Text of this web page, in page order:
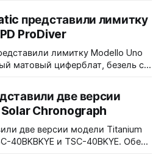
корпусом из матовой чёрной
2. Сапфировое стекло с
заводная головка,
(BioVeg из
представили лимитку
ProDiver
лимитку Modello Uno
стандарту MIL-STD-
Seiko VH31A
ремешке
две версии
Chronograph
две версии модели Titanium
и TSC-40BKYE. Обе